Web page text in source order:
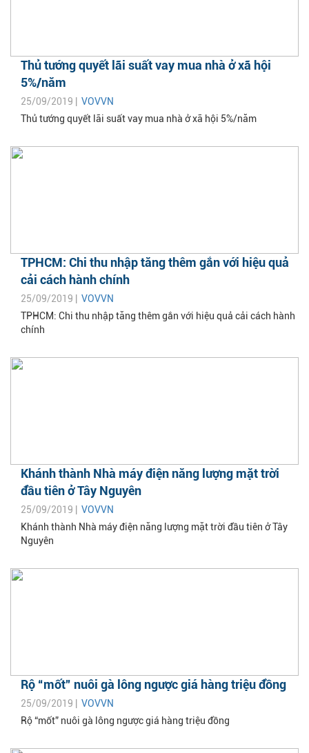
Thủ tướng quyết lãi suất vay mua nhà ở xã hội
5%/năm
25/09/2019 | VOVVN
Thủ tướng quyết lãi suất vay mua nhà ở xã hội 5%/năm
TPHCM: Chi thu nhập tăng thêm gắn với hiệu quả
cải cách hành chính
25/09/2019 | VOVVN
TPHCM: Chi thu nhập tăng thêm gắn với hiệu quả cải cách hành
chính
Khánh thành Nhà máy điện năng lượng mặt trời
đầu tiên ở Tây Nguyên
25/09/2019 | VOVVN
Khánh thành Nhà máy điện năng lượng mặt trời đầu tiên ở Tây
Nguyên
Rộ “mốt” nuôi gà lông ngược giá hàng triệu đồng
25/09/2019 | VOVVN
Rộ “mốt” nuôi gà lông ngược giá hàng triệu đồng